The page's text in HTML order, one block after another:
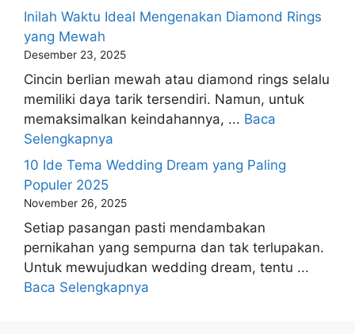
Inilah Waktu Ideal Mengenakan Diamond Rings
yang Mewah
Desember 23, 2025
Cincin berlian mewah atau diamond rings selalu
memiliki daya tarik tersendiri. Namun, untuk
memaksimalkan keindahannya, ... Baca
Selengkapnya
10 Ide Tema Wedding Dream yang Paling
Populer 2025
November 26, 2025
Setiap pasangan pasti mendambakan
pernikahan yang sempurna dan tak terlupakan.
Untuk mewujudkan wedding dream, tentu ...
Baca Selengkapnya